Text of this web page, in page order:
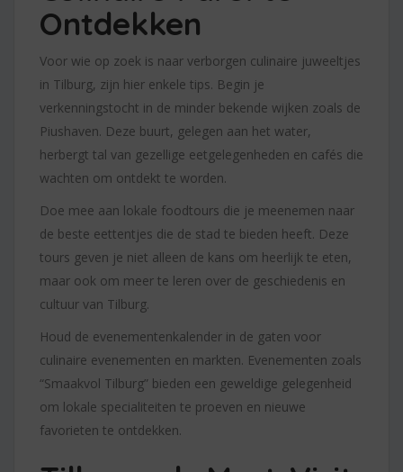
Ontdekken
Voor wie op zoek is naar verborgen culinaire juweeltjes
in Tilburg, zijn hier enkele tips. Begin je
verkenningstocht in de minder bekende wijken zoals de
Piushaven. Deze buurt, gelegen aan het water,
herbergt tal van gezellige eetgelegenheden en cafés die
wachten om ontdekt te worden.
Doe mee aan lokale foodtours die je meenemen naar
de beste eettentjes die de stad te bieden heeft. Deze
tours geven je niet alleen de kans om heerlijk te eten,
maar ook om meer te leren over de geschiedenis en
cultuur van Tilburg.
Houd de evenementenkalender in de gaten voor
culinaire evenementen en markten. Evenementen zoals
“Smaakvol Tilburg” bieden een geweldige gelegenheid
om lokale specialiteiten te proeven en nieuwe
favorieten te ontdekken.